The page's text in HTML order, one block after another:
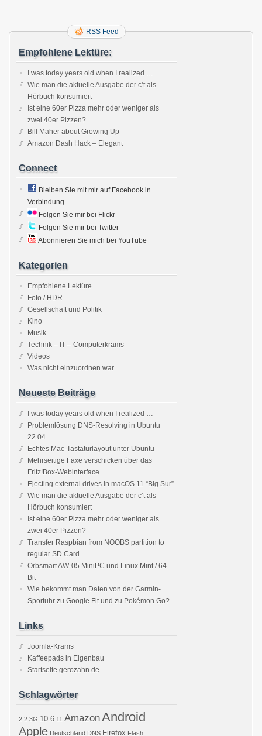
RSS Feed
Empfohlene Lektüre:
I was today years old when I realized …
Wie man die aktuelle Ausgabe der c’t als
Hörbuch konsumiert
Ist eine 60er Pizza mehr oder weniger als
zwei 40er Pizzen?
Bill Maher about Growing Up
Amazon Dash Hack – Elegant
Connect
Bleiben Sie mit mir auf Facebook in
Verbindung
Folgen Sie mir bei Flickr
Folgen Sie mir bei Twitter
Abonnieren Sie mich bei YouTube
Kategorien
Empfohlene Lektüre
Foto / HDR
Gesellschaft und Politik
Kino
Musik
Technik – IT – Computerkrams
Videos
Was nicht einzuordnen war
Neueste Beiträge
I was today years old when I realized …
Problemlösung DNS-Resolving in Ubuntu
22.04
Echtes Mac-Tastaturlayout unter Ubuntu
Mehrseitige Faxe verschicken über das
Fritz!Box-Webinterface
Ejecting external drives in macOS 11 “Big Sur”
Wie man die aktuelle Ausgabe der c’t als
Hörbuch konsumiert
Ist eine 60er Pizza mehr oder weniger als
zwei 40er Pizzen?
Transfer Raspbian from NOOBS partition to
regular SD Card
Orbsmart AW-05 MiniPC und Linux Mint / 64
Bit
Wie bekommt man Daten von der Garmin-
Sportuhr zu Google Fit und zu Pokémon Go?
Links
Joomla-Krams
Kaffeepads in Eigenbau
Startseite gerozahn.de
Schlagwörter
2.2 3G 10.6 11 AmazonAndroid
Apple Deutschland DNS Firefox Flash